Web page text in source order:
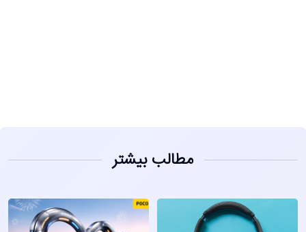
مطالب بیشتر